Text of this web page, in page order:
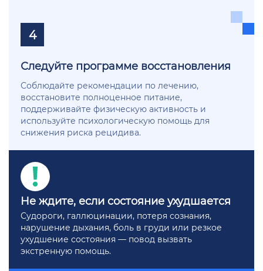
4
Следуйте программе восстановления
Соблюдайте рекомендации по лечению,
восстановите полноценное питание,
поддерживайте физическую активность и
используйте психологическую помощь для
снижения риска рецидива.
Не ждите, если состояние ухудшается
Судороги, галлюцинации, потеря сознания,
нарушение дыхания, боль в груди или резкое
ухудшение состояния — повод вызвать
экстренную помощь.